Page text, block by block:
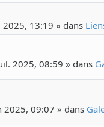
13:19 » dans
2025, 08:59 » dans
2025, 09:07 » dans